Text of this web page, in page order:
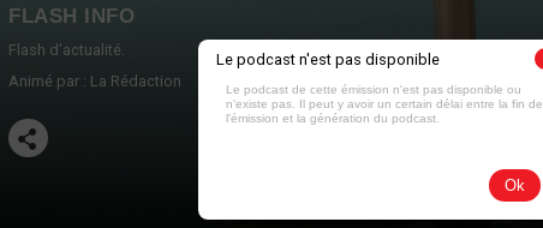
FLASH INFO
Flash d'actualité.
Animé par : La Rédaction
Le podcast n'est pas disponible
Le podcast de cette émission n'est pas disponible ou
n'existe pas. Il peut y avoir un certain délai entre la fin de
l'émission et la génération du podcast.
Ok